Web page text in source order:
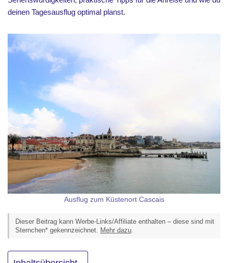
deinen Tagesausflug optimal planst.
Ausflug zum Küstenort Cascais
Dieser Beitrag kann Werbe-Links/Affiliate enthalten – diese sind mit
Sternchen* gekennzeichnet. Mehr dazu.